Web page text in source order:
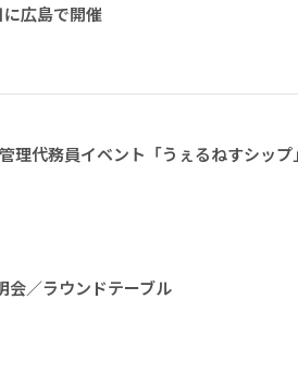
広島で開催
理代務員イベント「うぇるねすシップ
／ラウンドテーブル